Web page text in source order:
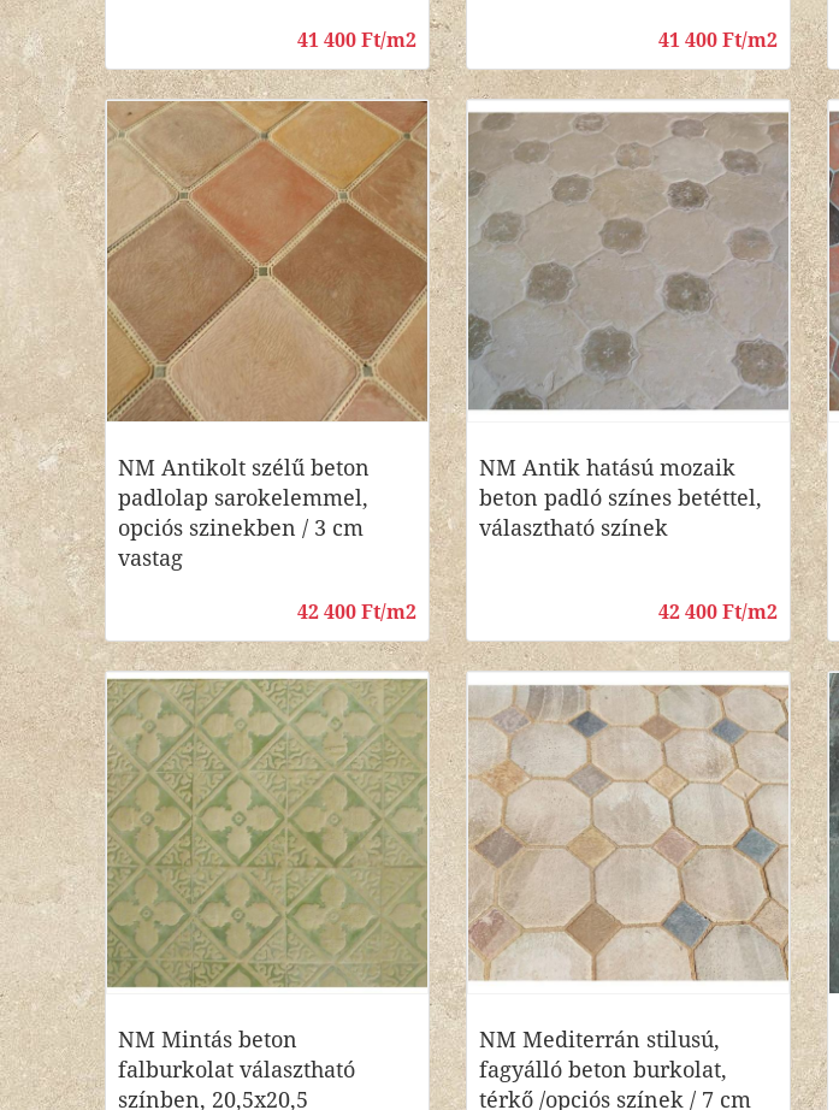
41 400 Ft/m2 41 400 Ft/m2
NM Antikolt szélű beton
padlolap sarokelemmel,
opciós szinekben / 3 cm
vastag
42 400 Ft/m2
NM Antik hatású mozaik
beton padló színes betéttel,
választható színek
42 400 Ft/m2
NM Mintás beton
falburkolat választható
színben, 20,5x20,5
NM Mediterrán stilusú,
fagyálló beton burkolat,
térkő /opciós színek / 7 cm